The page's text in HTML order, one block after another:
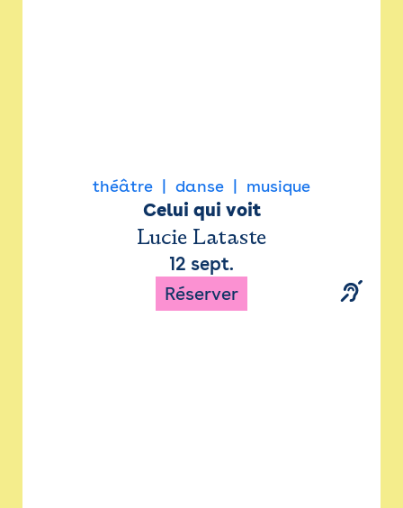
théâtre danse musique
Celui qui voit
Lucie Lataste
12 sept.
Réserver